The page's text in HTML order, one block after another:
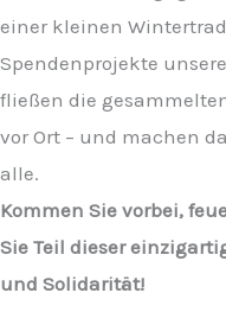
einer kleinen
Spendenprojekte
fließen die
vor Ort – und machen
alle.
Kommen Sie vorbei,
Sie Teil dieser
und Solidarität!